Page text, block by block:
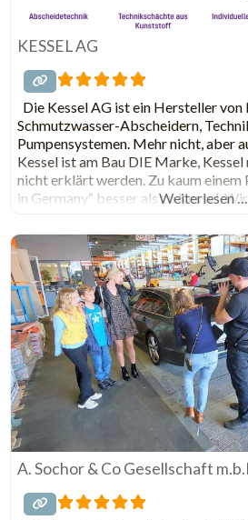
KESSEL AG
Die Kessel AG ist ein Hersteller
Schmutzwasser-Abscheidern,
Pumpensystemen. Mehr nicht, aber
Kessel ist am Bau DIE Marke,
nicht erklärt werden. Zu kaum
in Germany“ besser als zu Kessel.
Projekt gefunden
Weiterlesen …
A. Sochor & Co Gesellschaft